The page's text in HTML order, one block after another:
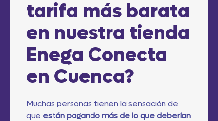
tarifa más barata
en nuestra tienda
Enega Conecta
en Cuenca?
Muchas personas tienen la sensación de
que están pagando más de lo que deberían